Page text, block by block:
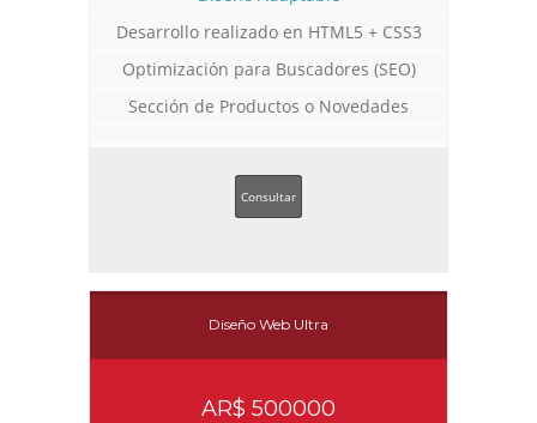
Desarrollo realizado en HTML5 + CSS3
Optimización para Buscadores (SEO)
Sección de Productos o Novedades
Consultar
Diseño Web Ultra
AR$ 500000